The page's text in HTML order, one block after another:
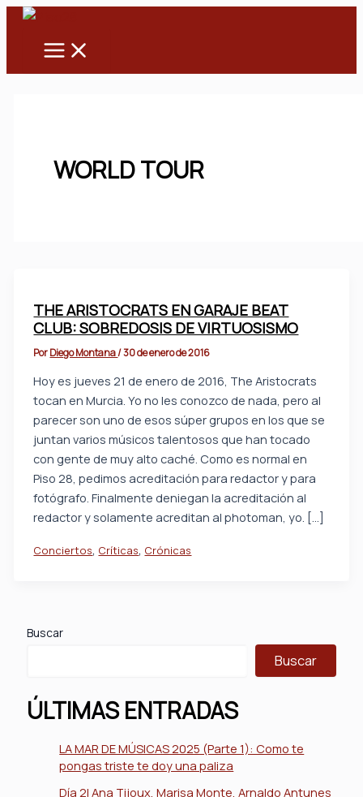
Ir
contenido
Main
WORLD TOUR
THE ARISTOCRATS EN GARAJE BEAT
CLUB: SOBREDOSIS DE VIRTUOSISMO
PorDiego Montana/30 de enero de 2016
Hoy es jueves 21 de enero de 2016, The Aristocrats
tocan en Murcia. Yo no les conozco de nada, pero al
parecer son uno de esos súper grupos en los que se
juntan varios músicos talentosos que han tocado
con gente de muy alto caché. Como es normal en
Piso 28, pedimos acreditación para redactor y para
fotógrafo. Finalmente deniegan la acreditación al
redactor y solamente acreditan al photoman, yo. […]
Conciertos, Críticas, Crónicas
Buscar
Buscar
ÚLTIMAS ENTRADAS
LA MAR DE MÚSICAS 2025 (Parte 1): Como te
pongas triste te doy una paliza
Día 2| Ana Tijoux, Marisa Monte, Arnaldo Antunes